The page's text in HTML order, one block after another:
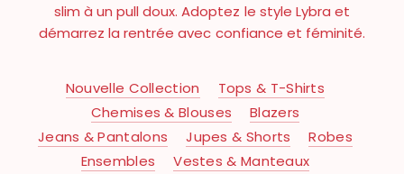
slim à un pull doux. Adoptez le style Lybra et
démarrez la rentrée avec confiance et féminité.
Nouvelle Collection
Tops & T-Shirts
Chemises & Blouses
Blazers
Jeans & Pantalons
Jupes & Shorts
Robes
Ensembles
Vestes & Manteaux